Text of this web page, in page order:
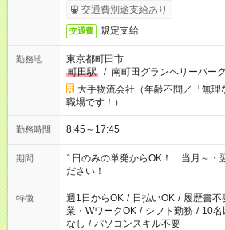
交通費別途支給あり
交通費 規定支給
勤務地
東京都町田市
町田駅
/ 南町田グランベリーパー
大手物流会社（年齢不問／「無
職場です！）
勤務時間 8:45～17:45
期間
1日のみの単発からOK！ 当月～・
ださい！
特徴 週1日からOK / 日払いOK / 履歴書不
業・WワークOK / シフト勤務 / 10名
なし / パソコンスキル不要